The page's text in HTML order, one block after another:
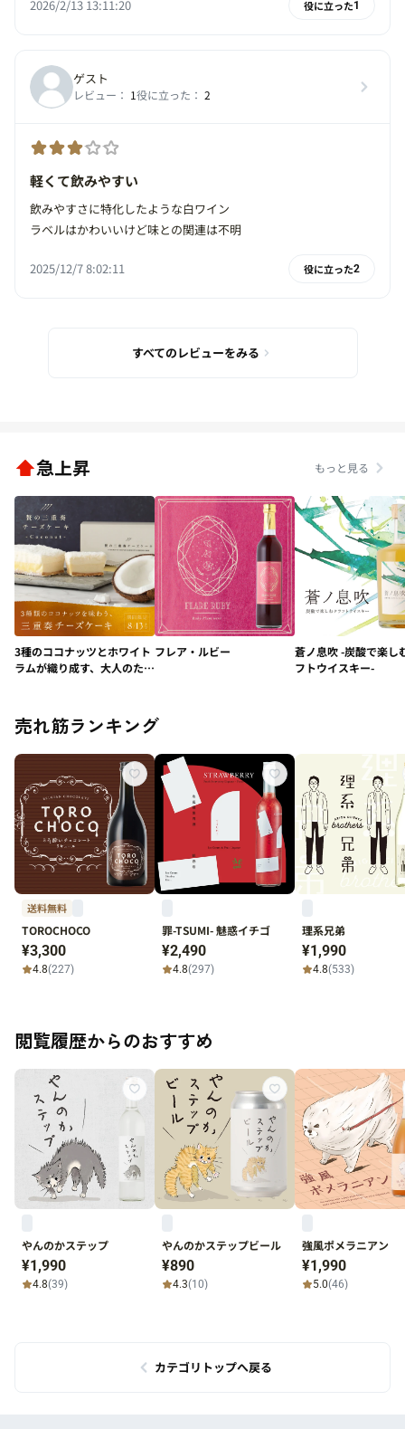
2026/2/13 13:11:20 役に立った1
ゲスト
レビュー： 1役に立った： 2
軽くて飲みやすい
飲みやすさに特化したような白ワイン
ラベルはかわいいけど味との関連は不明
2025/12/7 8:02:11 役に立った2
すべてのレビューをみる
急上昇 もっと見る
3種のココナッツとホワイト
ラムが織り成す、大人のため
Coconut-」
フレア・ルビー
蒼ノ息吹 -炭酸で楽し
フトウイスキー-
売れ筋ランキング
送料無料
TOROCHOCO
¥3,300
4.8(227)
罪-TSUMI- 魅惑イチゴ
¥2,490
4.8(297)
理系兄弟
¥1,990
4.8(533)
閲覧履歴からのおすすめ
やんのかステップ
¥1,990
4.8(39)
やんのかステップビール
¥890
4.3(10)
強風ポメラニアン
¥1,990
5.0(46)
カテゴリトップへ戻る